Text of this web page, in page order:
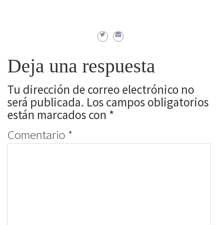
Deja una respuesta
Tu dirección de correo electrónico no
será publicada. Los campos obligatorios
están marcados con *
Comentario *